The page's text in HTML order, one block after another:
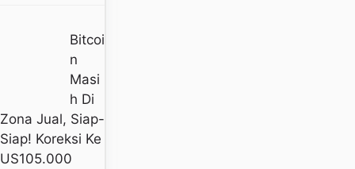
Bitcoi
N
Masi
H Di
Zona Jual, Siap-
Siap! Koreksi Ke
US105.000